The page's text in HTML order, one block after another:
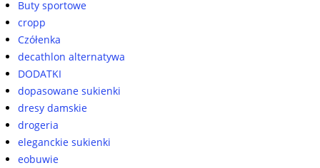
Buty sportowe
cropp
Czółenka
decathlon alternatywa
DODATKI
dopasowane sukienki
dresy damskie
drogeria
eleganckie sukienki
eobuwie